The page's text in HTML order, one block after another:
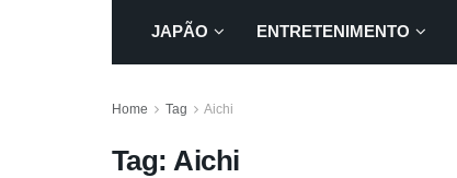
JAPÃO ENTRETENIMENTO
Home Tag Aichi
Tag:Aichi